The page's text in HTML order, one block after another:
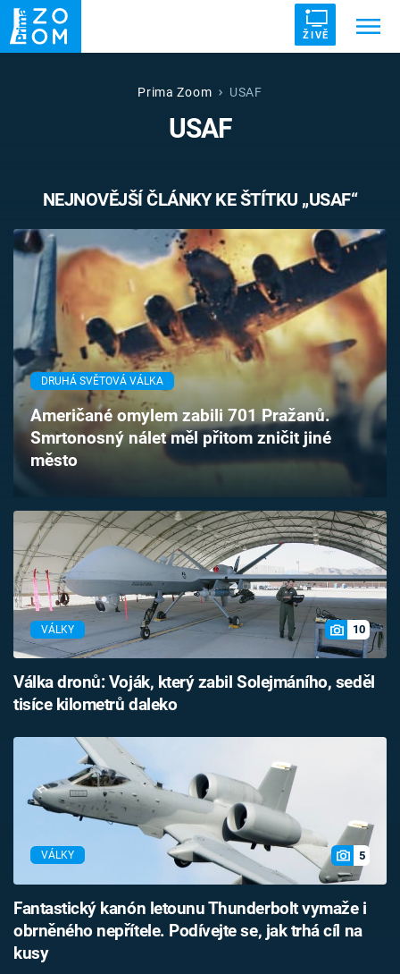
ŽIVĚ
UFO DRUHÁ SVĚTOVÁ VÁLKA
VETŘELCI DÁVNOVĚKU
Témata
Témata
Pořady
TV Program
Časopis
Sledujte prima+
Přihlášení
Sledujte nás
Prima Zoom USAF
USAF
NEJNOVĚJŠÍ ČLÁNKY KE ŠTÍTKU „USAF“
DRUHÁ SVĚTOVÁ VÁLKA
Američané omylem zabili 701 Pražanů.
Smrtonosný nálet měl přitom zničit jiné
město
VÁLKY 10
Válka dronů: Voják, který zabil Solejmáního, seděl
tisíce kilometrů daleko
VÁLKY 5
Fantastický kanón letounu Thunderbolt vymaže i
obrněného nepřítele. Podívejte se, jak trhá cíl na
kusy